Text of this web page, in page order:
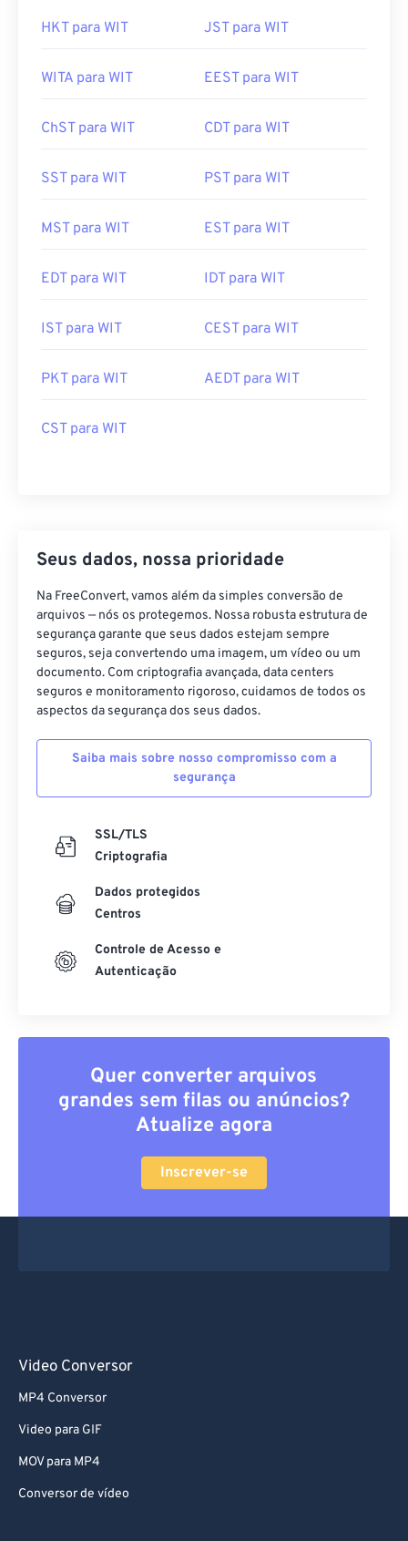
HKT para WIT JST para WIT
WITA para WIT EEST para WIT
ChST para WIT CDT para WIT
SST para WIT PST para WIT
MST para WIT EST para WIT
EDT para WIT IDT para WIT
IST para WIT CEST para WIT
PKT para WIT AEDT para WIT
CST para WIT
Seus dados, nossa prioridade
Na FreeConvert, vamos além da simples conversão de
arquivos — nós os protegemos. Nossa robusta estrutura de
segurança garante que seus dados estejam sempre
seguros, seja convertendo uma imagem, um vídeo ou um
documento. Com criptografia avançada, data centers
seguros e monitoramento rigoroso, cuidamos de todos os
aspectos da segurança dos seus dados.
Saiba mais sobre nosso compromisso com a
segurança
SSL/TLS
Criptografia
Dados protegidos
Centros
Controle de Acesso e
Autenticação
Quer converter arquivos
grandes sem filas ou anúncios?
Atualize agora
Inscrever-se
Video Conversor
MP4 Conversor
Video para GIF
MOV para MP4
Conversor de vídeo